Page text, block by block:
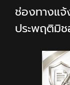
ช่องทางแจ้
ประพฤติมิ